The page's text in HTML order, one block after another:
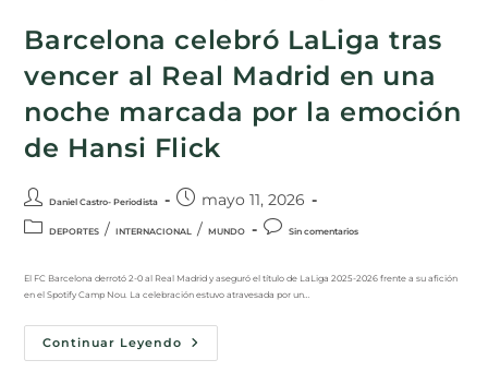
Barcelona celebró LaLiga tras
vencer al Real Madrid en una
noche marcada por la emoción
de Hansi Flick
Daniel Castro- Periodista mayo 11, 2026
DEPORTES / INTERNACIONAL / MUNDO Sin comentarios
El FC Barcelona derrotó 2-0 al Real Madrid y aseguró el título de LaLiga 2025-2026 frente a su afición
en el Spotify Camp Nou. La celebración estuvo atravesada por un…
Continuar Leyendo